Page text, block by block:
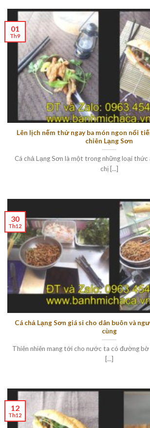
Lên lịch nếm thử ngay ba món ngon nổi
chiên Lạng Sơn
Cá chả Lạng Sơn là một trong những loại
chị [...]
01
Th9
Cá chả Lạng Sơn giá sỉ cho dân buôn và
cùng
Thiên nhiên mang tới cho nước ta có đường
[...]
30
Th12
12
Th12